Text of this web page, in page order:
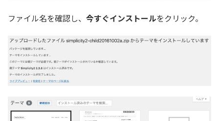
ファイル名を確認し、 今すぐインストールをクリック。